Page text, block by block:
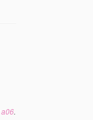
a06.